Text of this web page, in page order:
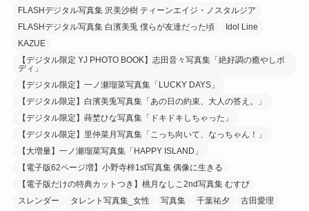
FLASHデジタル写真集 沢美沙樹 ティーンエイジ・ノスタルジア
FLASHデジタル写真集 白濱美兎 僕らが友達だった頃
Idol Line
KAZUE
【デジタル限定 YJ PHOTO BOOK】志田音々写真集「絶好調の癒やしボ
ディ」
【デジタル限定】一ノ瀬瑠菜写真集「LUCKY DAYS」
【デジタル限定】白濱美兎写真集「あの日の約束、大人の答え。」
【デジタル限定】蒔埜ひな写真集「ドキドキしちゃった」
【デジタル限定】里仲菜月写真集「こっち向いて、なっちゃん！」
【大増量】一ノ瀬瑠菜写真集「HAPPY ISLAND」
【電子版62ページ増】小野寺梓1st写真集 偶像に生きる
【電子版だけの特典カットつき】桃月なしこ2nd写真集 むすび
スレンダー
タレント写真集_女性 写真集 千葉祐夕
古田愛理